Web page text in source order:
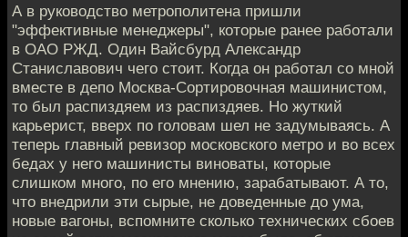
А в руководство метрополитена пришли
"эффективные менеджеры", которые ранее работали
в ОАО РЖД. Один Вайсбурд Александр
Станиславович чего стоит. Когда он работал со мной
вместе в депо Москва-Сортировочная машинистом,
то был распиздяем из распиздяев. Но жуткий
карьерист, вверх по головам шел не задумываясь. А
теперь главный ревизор московского метро и во всех
бедах у него машинисты виноваты, которые
слишком много, по его мнению, зарабатывают. А то,
что внедрили эти сырые, не доведенные до ума,
новые вагоны, вспомните сколько технических сбоев